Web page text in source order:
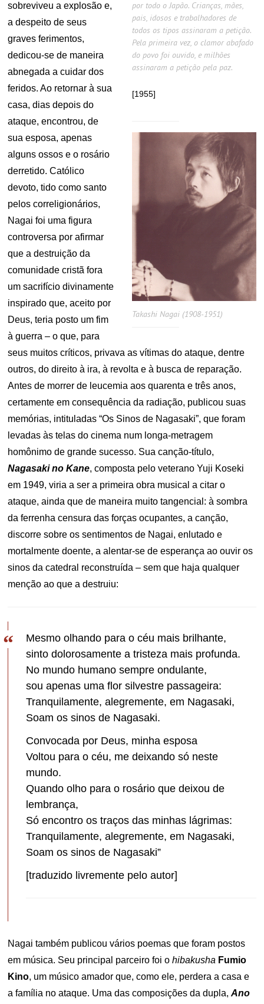
por todo o Japão. Crianças, mães,
pais, idosos e trabalhadores de
todos os tipos assinaram a petição.
Pela primeira vez, o clamor abafado
do povo foi ouvido, e milhões
assinaram a petição pela paz.
[1955]
Takashi Nagai (1908-1951)
sobreviveu a explosão e,
a despeito de seus
graves ferimentos,
dedicou-se de maneira
abnegada a cuidar dos
feridos. Ao retornar à sua
casa, dias depois do
ataque, encontrou, de
sua esposa, apenas
alguns ossos e o rosário
derretido. Católico
devoto, tido como santo
pelos correligionários,
Nagai foi uma figura
controversa por afirmar
que a destruição da
comunidade cristã fora
um sacrifício divinamente
inspirado que, aceito por
Deus, teria posto um fim
à guerra – o que, para
seus muitos críticos, privava as vítimas do ataque, dentre
outros, do direito à ira, à revolta e à busca de reparação.
Antes de morrer de leucemia aos quarenta e três anos,
certamente em consequência da radiação, publicou suas
memórias, intituladas “Os Sinos de Nagasaki”, que foram
levadas às telas do cinema num longa-metragem
homônimo de grande sucesso. Sua canção-título,
Nagasaki no Kane, composta pelo veterano Yuji Koseki
em 1949, viria a ser a primeira obra musical a citar o
ataque, ainda que de maneira muito tangencial: à sombra
da ferrenha censura das forças ocupantes, a canção,
discorre sobre os sentimentos de Nagai, enlutado e
mortalmente doente, a alentar-se de esperança ao ouvir os
sinos da catedral reconstruída – sem que haja qualquer
menção ao que a destruiu:
Mesmo olhando para o céu mais brilhante,
sinto dolorosamente a tristeza mais profunda.
No mundo humano sempre ondulante,
sou apenas uma flor silvestre passageira:
Tranquilamente, alegremente, em Nagasaki,
Soam os sinos de Nagasaki.
Convocada por Deus, minha esposa
Voltou para o céu, me deixando só neste
mundo.
Quando olho para o rosário que deixou de
lembrança,
Só encontro os traços das minhas lágrimas:
Tranquilamente, alegremente, em Nagasaki,
Soam os sinos de Nagasaki”
[traduzido livremente pelo autor]
Nagai também publicou vários poemas que foram postos
em música. Seu principal parceiro foi ohibakusha Fumio
Kino, um músico amador que, como ele, perdera a casa e
a família no ataque. Uma das composições da dupla,Ano